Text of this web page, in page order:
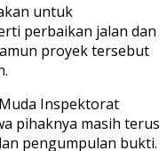
untuk
perbaikan jalan dan
proyek tersebut
Inspektorat
pihaknya masih terus
pengumpulan bukti.